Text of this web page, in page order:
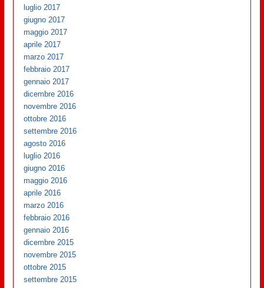
luglio 2017
giugno 2017
maggio 2017
aprile 2017
marzo 2017
febbraio 2017
gennaio 2017
dicembre 2016
novembre 2016
ottobre 2016
settembre 2016
agosto 2016
luglio 2016
giugno 2016
maggio 2016
aprile 2016
marzo 2016
febbraio 2016
gennaio 2016
dicembre 2015
novembre 2015
ottobre 2015
settembre 2015